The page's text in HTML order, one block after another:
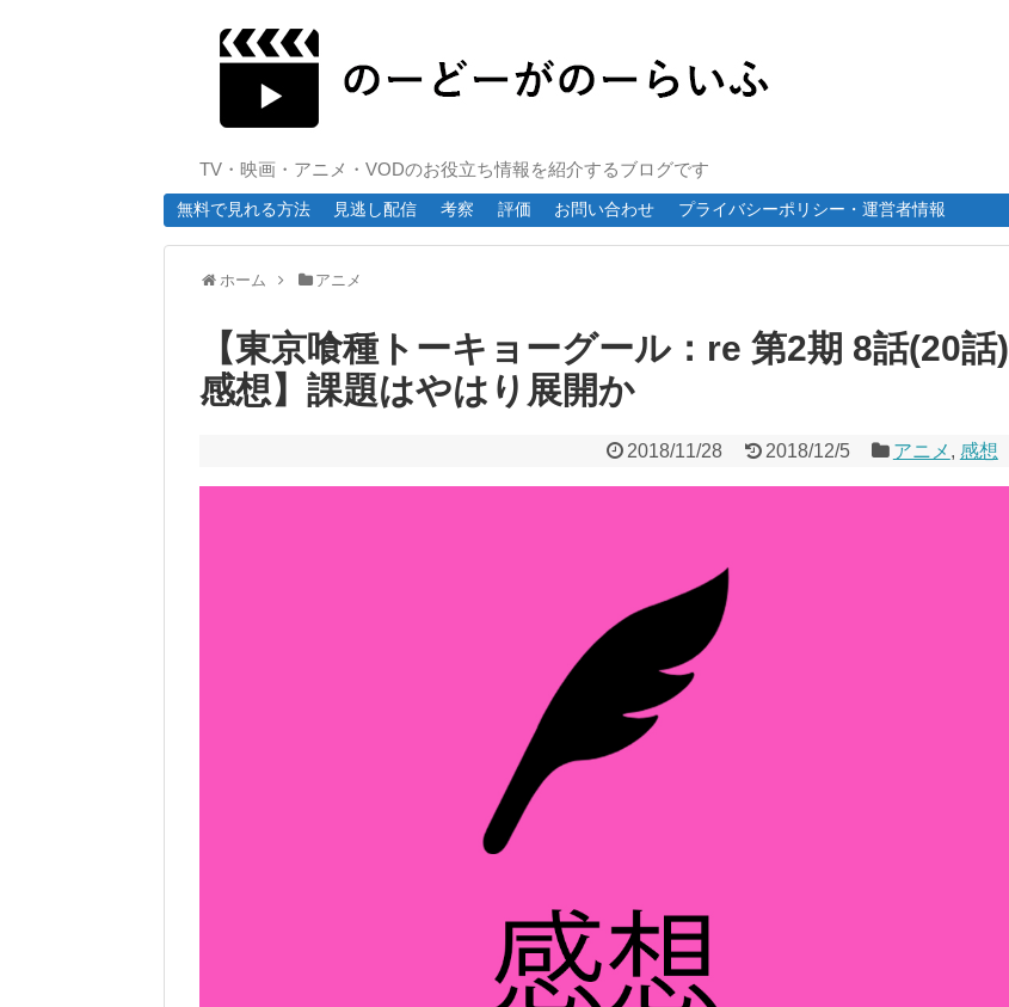
TV・映画・アニメ・VODのお役立ち情報を紹介するブログです
無料で見れる方法 見逃し配信 考察 評価 お問い合わせ プライバシーポリシー・運営者情報
ホーム アニメ
【東京喰種トーキョーグール：re 第2期 8話(20話)
感想】課題はやはり展開か
2018/11/28 2018/12/5 アニメ , 感想